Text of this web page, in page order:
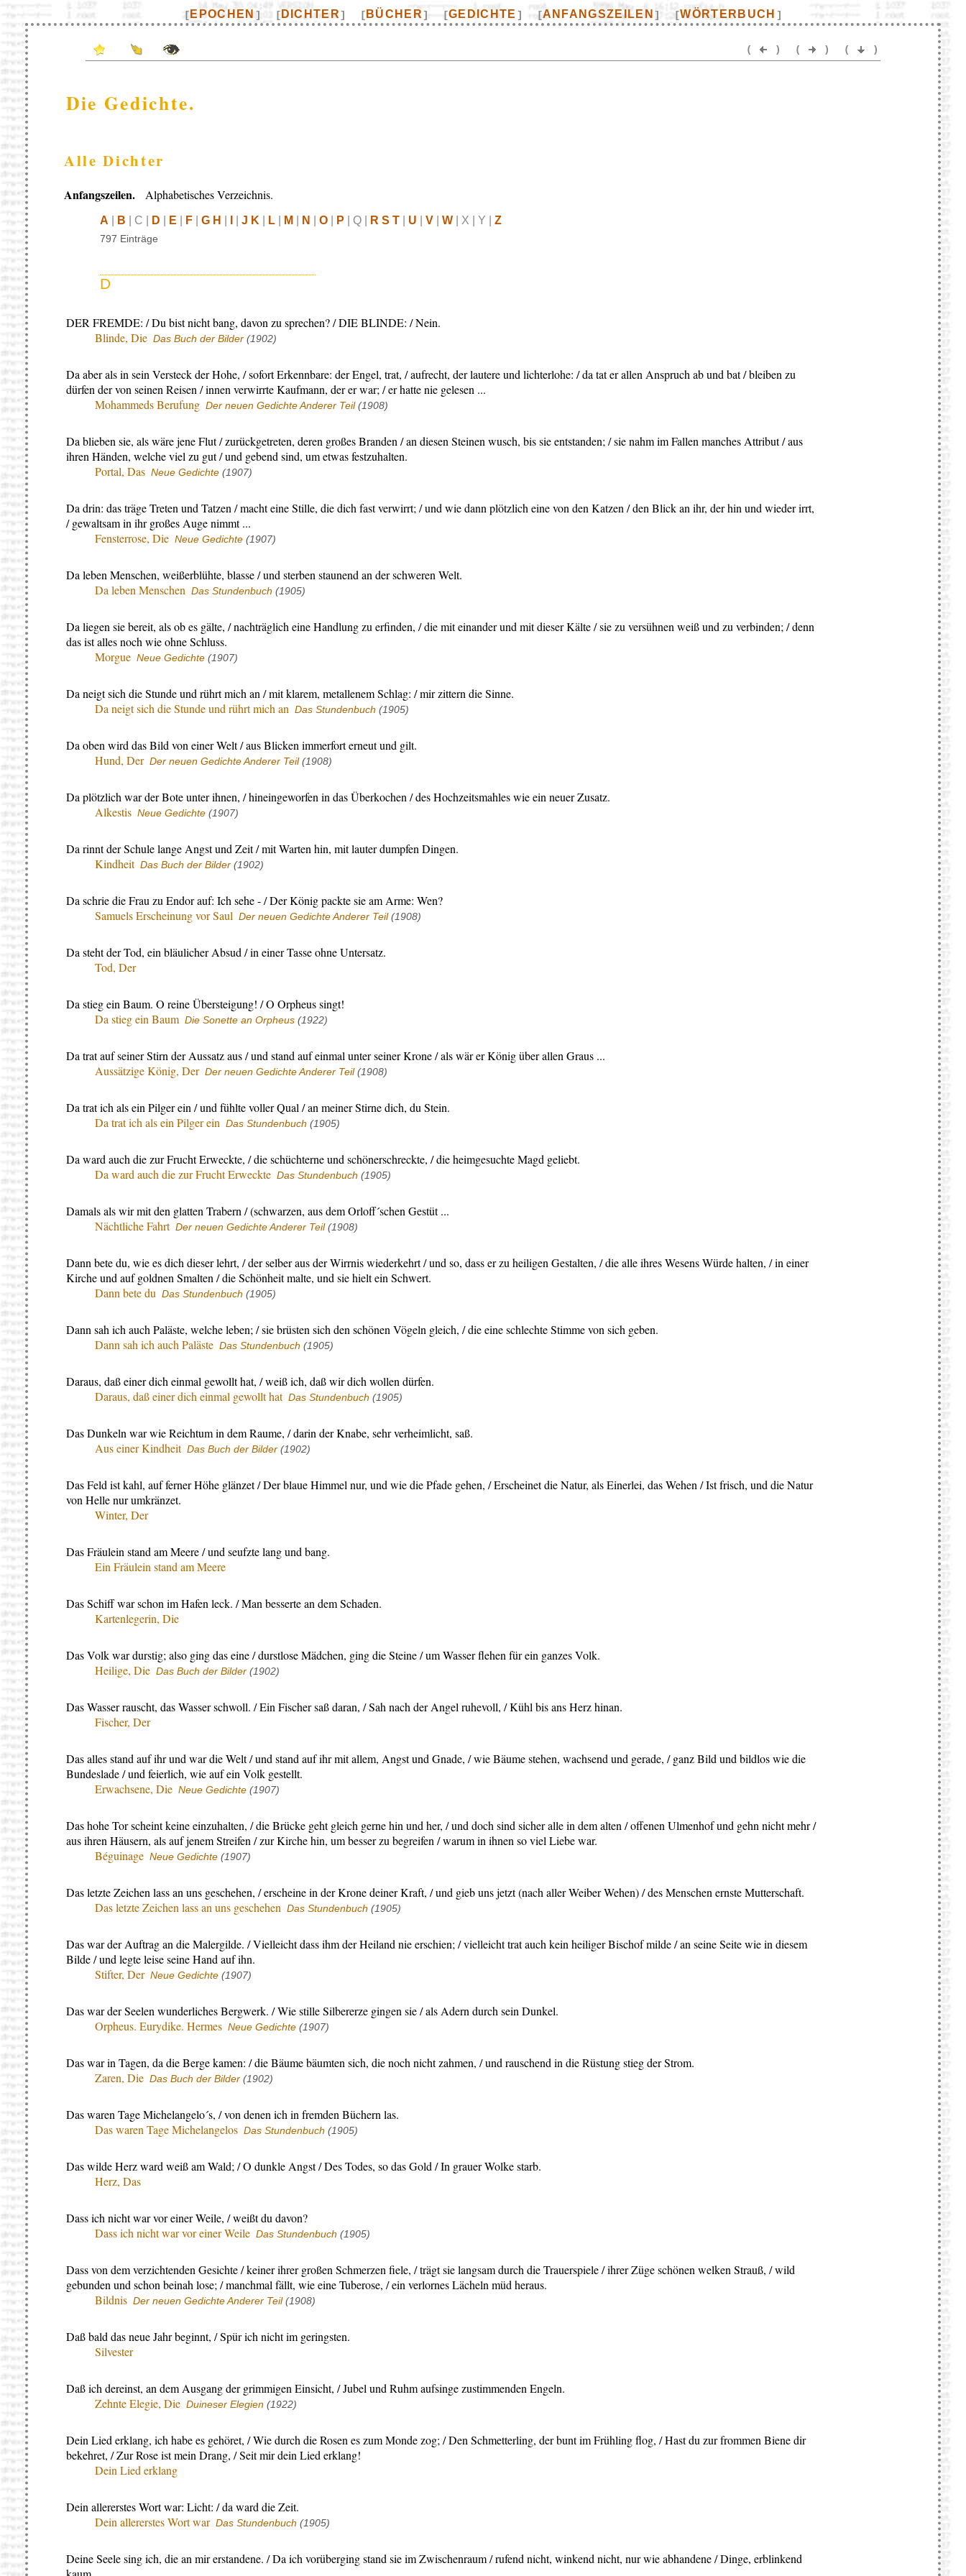
[ EPOCHEN ] [ DICHTER] [ BÜCHER] [GEDICHTE ] [ANFANGSZEILEN ] [WÖRTERBUCH ]
( ) ( ) ( )
Die Gedichte.
Alle Dichter
Anfangszeilen. Alphabetisches Verzeichnis.
A B | C | D E F G H J K L M N O P | Q | R S T U V W | X | Y | Z
797 Einträge
D
DER FREMDE: / Du bist nicht bang, davon zu sprechen? / DIE BLINDE: / Nein.
Blinde, Die Das Buch der Bilder (1902)
Da aber als in sein Versteck der Hohe, / sofort Erkennbare: der Engel, trat, / aufrecht, der lautere und lichterlohe: / da tat er allen Anspruch ab und bat / bleiben zu
dürfen der von seinen Reisen / innen verwirrte Kaufmann, der er war; / er hatte nie gelesen ...
Mohammeds Berufung Der neuen Gedichte Anderer Teil(1908)
Da blieben sie, als wäre jene Flut / zurückgetreten, deren großes Branden / an diesen Steinen wusch, bis sie entstanden; / sie nahm im Fallen manches Attribut / aus
ihren Händen, welche viel zu gut / und gebend sind, um etwas festzuhalten.
Portal, Das Neue Gedichte (1907)
Da drin: das träge Treten und Tatzen / macht eine Stille, die dich fast verwirrt; / und wie dann plötzlich eine von den Katzen / den Blick an ihr, der hin und wieder irrt,
/ gewaltsam in ihr großes Auge nimmt ...
Fensterrose, Die Neue Gedichte (1907)
Da leben Menschen, weißerblühte, blasse / und sterben staunend an der schweren Welt.
Da leben Menschen Das Stundenbuch (1905)
Da liegen sie bereit, als ob es gälte, / nachträglich eine Handlung zu erfinden, / die mit einander und mit dieser Kälte / sie zu versühnen weiß und zu verbinden; / denn
das ist alles noch wie ohne Schluss.
Morgue Neue Gedichte (1907)
Da neigt sich die Stunde und rührt mich an / mit klarem, metallenem Schlag: / mir zittern die Sinne.
Da neigt sich die Stunde und rührt mich an Das Stundenbuch (1905)
Da oben wird das Bild von einer Welt / aus Blicken immerfort erneut und gilt.
Hund, Der Der neuen Gedichte Anderer Teil(1908)
Da plötzlich war der Bote unter ihnen, / hineingeworfen in das Überkochen / des Hochzeitsmahles wie ein neuer Zusatz.
Alkestis Neue Gedichte (1907)
Da rinnt der Schule lange Angst und Zeit / mit Warten hin, mit lauter dumpfen Dingen.
Kindheit Das Buch der Bilder (1902)
Da schrie die Frau zu Endor auf: Ich sehe - / Der König packte sie am Arme: Wen?
Samuels Erscheinung vor Saul Der neuen Gedichte Anderer Teil(1908)
Da steht der Tod, ein bläulicher Absud / in einer Tasse ohne Untersatz.
Tod, Der
Da stieg ein Baum. O reine Übersteigung! / O Orpheus singt!
Da stieg ein Baum Die Sonette an Orpheus (1922)
Da trat auf seiner Stirn der Aussatz aus / und stand auf einmal unter seiner Krone / als wär er König über allen Graus ...
Aussätzige König, Der Der neuen Gedichte Anderer Teil(1908)
Da trat ich als ein Pilger ein / und fühlte voller Qual / an meiner Stirne dich, du Stein.
Da trat ich als ein Pilger ein Das Stundenbuch (1905)
Da ward auch die zur Frucht Erweckte, / die schüchterne und schönerschreckte, / die heimgesuchte Magd geliebt.
Da ward auch die zur Frucht Erweckte Das Stundenbuch (1905)
Damals als wir mit den glatten Trabern / (schwarzen, aus dem Orloff´schen Gestüt ...
Nächtliche Fahrt Der neuen Gedichte Anderer Teil(1908)
Dann bete du, wie es dich dieser lehrt, / der selber aus der Wirrnis wiederkehrt / und so, dass er zu heiligen Gestalten, / die alle ihres Wesens Würde halten, / in einer
Kirche und auf goldnen Smalten / die Schönheit malte, und sie hielt ein Schwert.
Dann bete du Das Stundenbuch (1905)
Dann sah ich auch Paläste, welche leben; / sie brüsten sich den schönen Vögeln gleich, / die eine schlechte Stimme von sich geben.
Dann sah ich auch Paläste Das Stundenbuch (1905)
Daraus, daß einer dich einmal gewollt hat, / weiß ich, daß wir dich wollen dürfen.
Daraus, daß einer dich einmal gewollt hat Das Stundenbuch (1905)
Das Dunkeln war wie Reichtum in dem Raume, / darin der Knabe, sehr verheimlicht, saß.
Aus einer Kindheit Das Buch der Bilder (1902)
Das Feld ist kahl, auf ferner Höhe glänzet / Der blaue Himmel nur, und wie die Pfade gehen, / Erscheinet die Natur, als Einerlei, das Wehen / Ist frisch, und die Natur
von Helle nur umkränzet.
Winter, Der
Das Fräulein stand am Meere / und seufzte lang und bang.
Ein Fräulein stand am Meere
Das Schiff war schon im Hafen leck. / Man besserte an dem Schaden.
Kartenlegerin, Die
Das Volk war durstig; also ging das eine / durstlose Mädchen, ging die Steine / um Wasser flehen für ein ganzes Volk.
Heilige, Die Das Buch der Bilder (1902)
Das Wasser rauscht, das Wasser schwoll. / Ein Fischer saß daran, / Sah nach der Angel ruhevoll, / Kühl bis ans Herz hinan.
Fischer, Der
Das alles stand auf ihr und war die Welt / und stand auf ihr mit allem, Angst und Gnade, / wie Bäume stehen, wachsend und gerade, / ganz Bild und bildlos wie die
Bundeslade / und feierlich, wie auf ein Volk gestellt.
Erwachsene, Die Neue Gedichte (1907)
Das hohe Tor scheint keine einzuhalten, / die Brücke geht gleich gerne hin und her, / und doch sind sicher alle in dem alten / offenen Ulmenhof und gehn nicht mehr /
aus ihren Häusern, als auf jenem Streifen / zur Kirche hin, um besser zu begreifen / warum in ihnen so viel Liebe war.
Béguinage Neue Gedichte (1907)
Das letzte Zeichen lass an uns geschehen, / erscheine in der Krone deiner Kraft, / und gieb uns jetzt (nach aller Weiber Wehen) / des Menschen ernste Mutterschaft.
Das letzte Zeichen lass an uns geschehen Das Stundenbuch (1905)
Das war der Auftrag an die Malergilde. / Vielleicht dass ihm der Heiland nie erschien; / vielleicht trat auch kein heiliger Bischof milde / an seine Seite wie in diesem
Bilde / und legte leise seine Hand auf ihn.
Stifter, Der Neue Gedichte (1907)
Das war der Seelen wunderliches Bergwerk. / Wie stille Silbererze gingen sie / als Adern durch sein Dunkel.
Orpheus. Eurydike. Hermes Neue Gedichte (1907)
Das war in Tagen, da die Berge kamen: / die Bäume bäumten sich, die noch nicht zahmen, / und rauschend in die Rüstung stieg der Strom.
Zaren, Die Das Buch der Bilder (1902)
Das waren Tage Michelangelo´s, / von denen ich in fremden Büchern las.
Das waren Tage Michelangelos Das Stundenbuch (1905)
Das wilde Herz ward weiß am Wald; / O dunkle Angst / Des Todes, so das Gold / In grauer Wolke starb.
Herz, Das
Dass ich nicht war vor einer Weile, / weißt du davon?
Dass ich nicht war vor einer Weile Das Stundenbuch (1905)
Dass von dem verzichtenden Gesichte / keiner ihrer großen Schmerzen fiele, / trägt sie langsam durch die Trauerspiele / ihrer Züge schönen welken Strauß, / wild
gebunden und schon beinah lose; / manchmal fällt, wie eine Tuberose, / ein verlornes Lächeln müd heraus.
Bildnis Der neuen Gedichte Anderer Teil(1908)
Daß bald das neue Jahr beginnt, / Spür ich nicht im geringsten.
Silvester
Daß ich dereinst, an dem Ausgang der grimmigen Einsicht, / Jubel und Ruhm aufsinge zustimmenden Engeln.
Zehnte Elegie, Die Duineser Elegien (1922)
Dein Lied erklang, ich habe es gehöret, / Wie durch die Rosen es zum Monde zog; / Den Schmetterling, der bunt im Frühling flog, / Hast du zur frommen Biene dir
bekehret, / Zur Rose ist mein Drang, / Seit mir dein Lied erklang!
Dein Lied erklang
Dein allererstes Wort war: Licht: / da ward die Zeit.
Dein allererstes Wort war Das Stundenbuch (1905)
Deine Seele sing ich, die an mir erstandene. / Da ich vorüberging stand sie im Zwischenraum / rufend nicht, winkend nicht, nur wie abhandene / Dinge, erblinkend